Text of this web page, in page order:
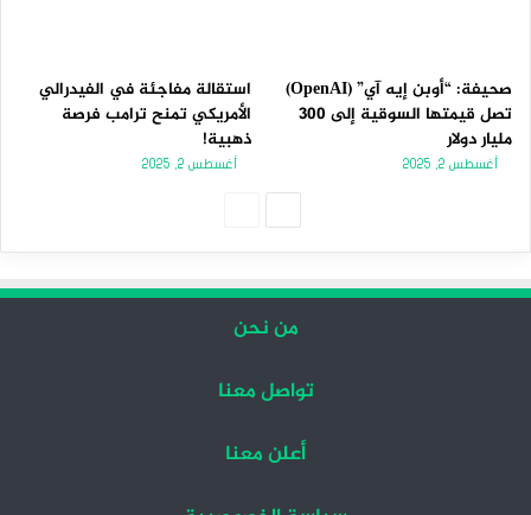
صحيفة: “أوبن إيه آي” (OpenAI)
تصل قيمتها السوقية إلى 300
مليار دولار
أغسطس 2, 2025
استقالة مفاجئة في الفيدرالي
الأمريكي تمنح ترامب فرصة
ذهبية!
أغسطس 2, 2025
من نحن
تواصل معنا
أعلن معنا